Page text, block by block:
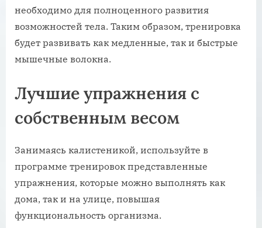
необходимо для полноценного развития
возможностей тела. Таким образом, тренировка
будет развивать как медленные, так и быстрые
мышечные волокна.
Лучшие упражнения с
собственным весом
Занимаясь калистеникой, используйте в
программе тренировок представленные
упражнения, которые можно выполнять как
дома, так и на улице, повышая
функциональность организма.